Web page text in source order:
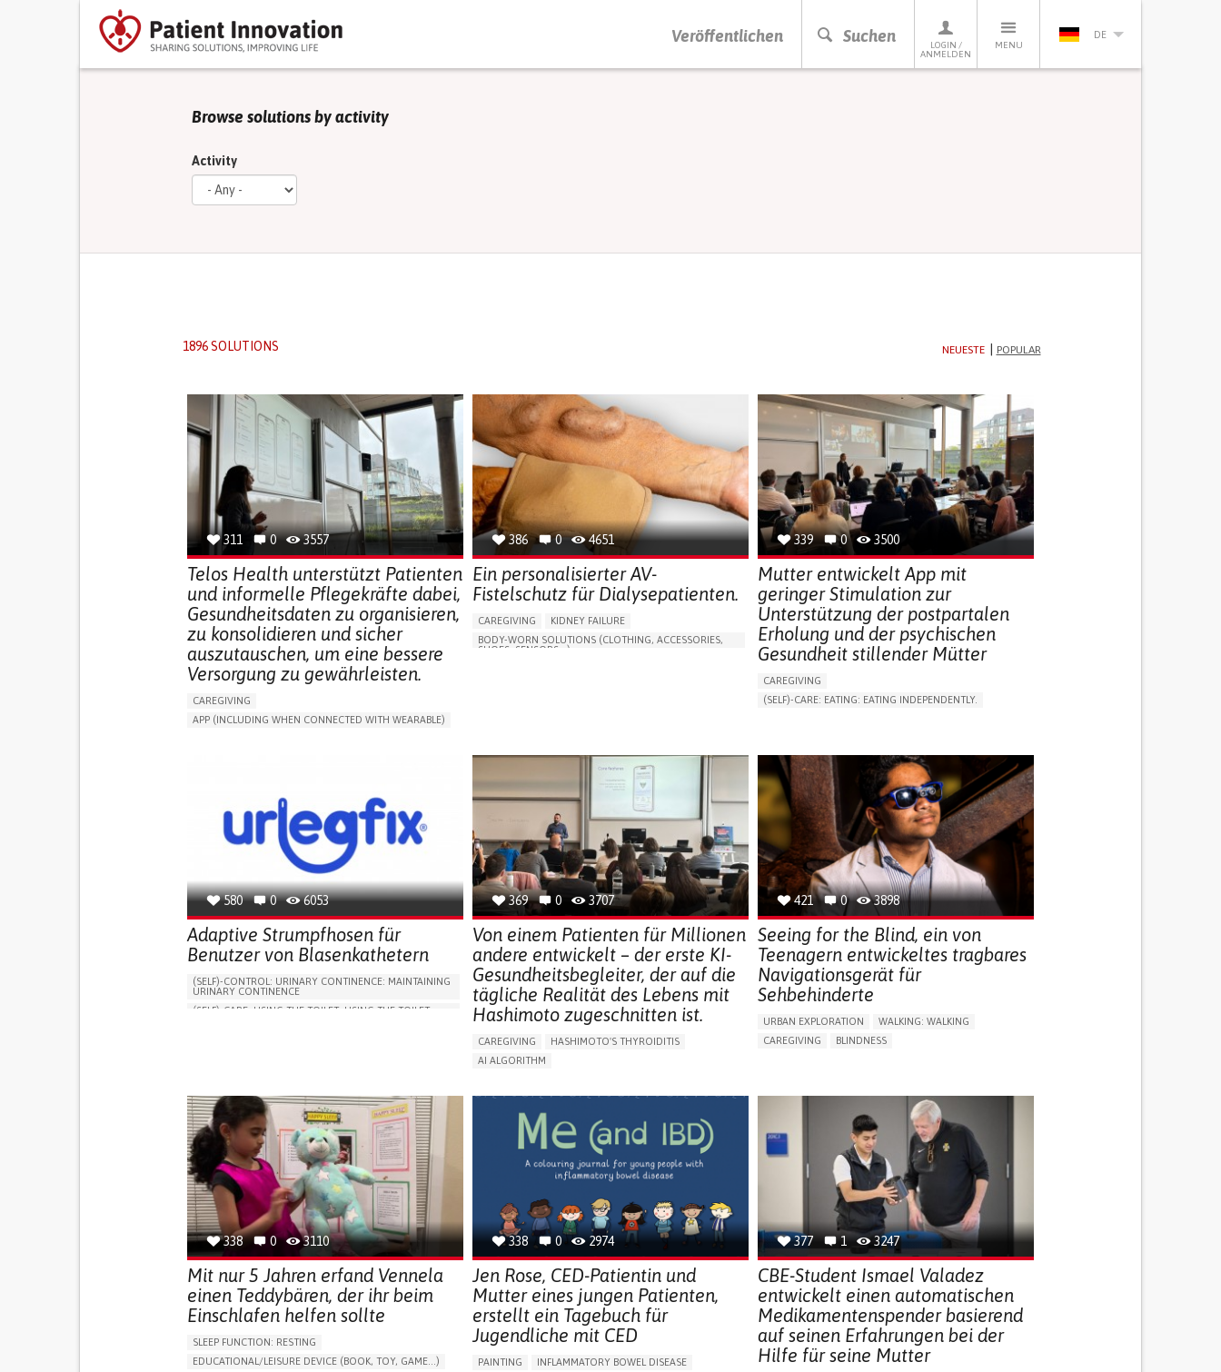
Veröffentlichen Suchen
LOGIN /
ANMELDEN
MENU
DE
DRÜCKEN SIE AUF ENTER UM DIE SUCHE ZU STARTEN
Browse solutions by activity
Activity
1896 SOLUTIONS NEUESTE POPULAR
311 0 3557
Telos Health unterstützt Patienten
und informelle Pflegekräfte dabei,
Gesundheitsdaten zu organisieren,
zu konsolidieren und sicher
auszutauschen, um eine bessere
Versorgung zu gewährleisten.
CAREGIVING
APP (INCLUDING WHEN CONNECTED WITH WEARABLE)
386 0 4651
Ein personalisierter AV-
Fistelschutz für Dialysepatienten.
CAREGIVING
KIDNEY FAILURE
BODY-WORN SOLUTIONS (CLOTHING, ACCESSORIES,
SHOES, SENSORS...)
URINARY URGENCY AT NIGHT (NOCTURIA)
TO IMPROVE TREATMENT/THERAPY
PREVENTING (VACCINATION, PROTECTION, FALLS,
RESEARCH/MAPPING)
SLOVENIA
339 0 3500
Mutter entwickelt App mit
geringer Stimulation zur
Unterstützung der postpartalen
Erholung und der psychischen
Gesundheit stillender Mütter
CAREGIVING
(SELF)-CARE: EATING: EATING INDEPENDENTLY.
SUPPORT ON PUERPERIUM/POST-CHILDBIRTH
CAREGIVING SUPPORT
GYNECOLOGY AND OBSTETRICS
PARENTHOOD SUPPORT
WOMEN'S HEALTH
580 0 6053
Adaptive Strumpfhosen für
Benutzer von Blasenkathetern
(SELF)-CONTROL: URINARY CONTINENCE: MAINTAINING
URINARY CONTINENCE
(SELF)-CARE: USING THE TOILET: USING THE TOILET
URINE LEAKAGE WITH COUGHING OR SNEEZING
(STRESS INCONTINENCE)
PROMOTING SELF-MANAGEMENT
GYNECOLOGY AND OBSTETRICS
UROLOGY
PORTUGAL
369 0 3707
Von einem Patienten für Millionen
andere entwickelt – der erste KI-
Gesundheitsbegleiter, der auf die
tägliche Realität des Lebens mit
Hashimoto zugeschnitten ist.
CAREGIVING
HASHIMOTO'S THYROIDITIS
AI ALGORITHM
ENHANCING HEALTH LITERACY
MANAGE MEDICATION
RAISE AWARENESS
CAREGIVING SUPPORT
ENDOCRINOLOGY
MONTENEGRO
421 0 3898
Seeing for the Blind, ein von
Teenagern entwickeltes tragbares
Navigationsgerät für
Sehbehinderte
URBAN EXPLORATION
WALKING: WALKING
CAREGIVING
BLINDNESS
REGAINING SENSORY FUNCTION
PROMOTING SELF-MANAGEMENT
PREVENTING (VACCINATION, PROTECTION, FALLS,
RESEARCH/MAPPING)
CAREGIVING SUPPORT
OPHTHALMOLOGY
338 0 3110
Mit nur 5 Jahren erfand Vennela
einen Teddybären, der ihr beim
Einschlafen helfen sollte
SLEEP FUNCTION: RESTING
EDUCATIONAL/LEISURE DEVICE (BOOK, TOY, GAME...)
338 0 2974
Jen Rose, CED-Patientin und
Mutter eines jungen Patienten,
erstellt ein Tagebuch für
Jugendliche mit CED
PAINTING
INFLAMMATORY BOWEL DISEASE
377 1 3247
CBE-Student Ismael Valadez
entwickelt einen automatischen
Medikamentenspender basierend
auf seinen Erfahrungen bei der
Hilfe für seine Mutter